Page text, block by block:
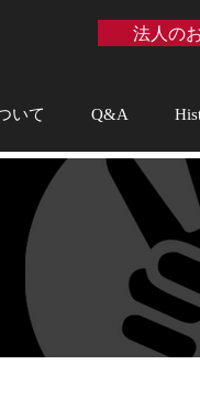
法人の
いて Q&A